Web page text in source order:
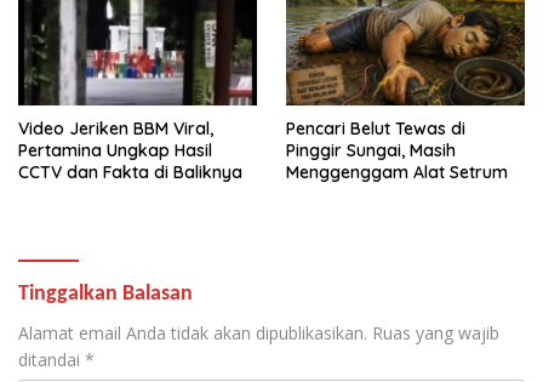
Video Jeriken BBM Viral,
Pertamina Ungkap Hasil
CCTV dan Fakta di Baliknya
Pencari Belut Tewas di
Pinggir Sungai, Masih
Menggenggam Alat Setrum
Tinggalkan Balasan
Alamat email Anda tidak akan dipublikasikan. Ruas yang wajib
ditandai *